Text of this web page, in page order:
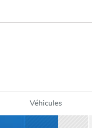
Véhicules